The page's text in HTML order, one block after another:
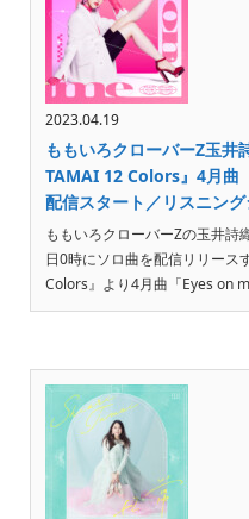
2023.04.19
ももいろクローバーZ玉井
TAMAI 12 Colors』4月曲
配信スタート／リスニン
ももいろクローバーZの玉井
日0時にソロ曲を配信リリース
Colors』より4月曲「Eyes on